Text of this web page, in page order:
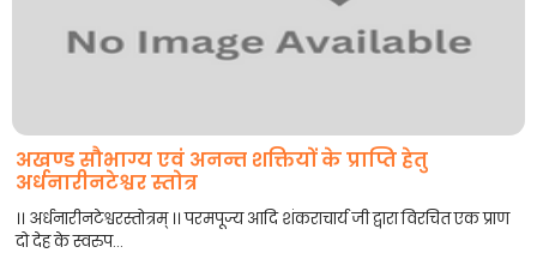
अखण्ड सौभाग्य एवं अनन्त शक्तियों के प्राप्ति हेतु
अर्धनारीनटेश्वर स्तोत्र
।। अर्धनारीनटेश्वरस्तोत्रम् ।। परमपूज्य आदि शंकराचार्य जी द्वारा विरचित एक प्राण
दो देह के स्वरुप...